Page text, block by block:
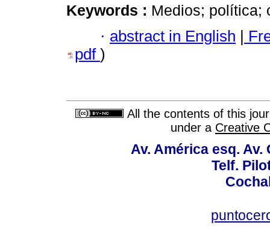
Keywords : Medios; política;
· abstract in English |
pdf )
All the contents of this
under a Creative
Av. América esq.
Telf.